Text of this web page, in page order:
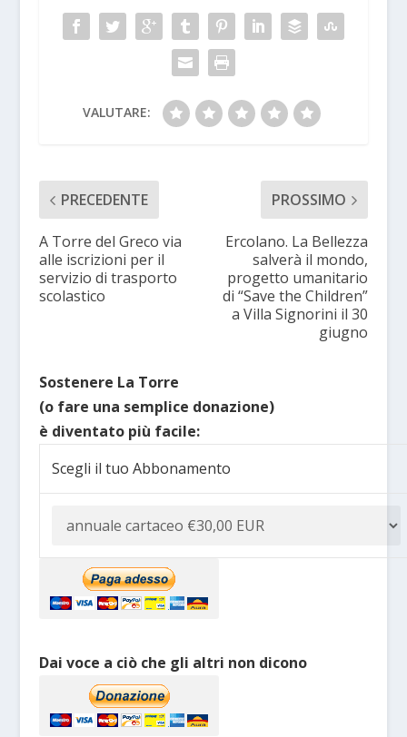
VALUTARE:
PRECEDENTE
A Torre del Greco via
alle iscrizioni per il
servizio di trasporto
scolastico
PROSSIMO
Ercolano. La Bellezza
salverà il mondo,
progetto umanitario
di “Save the Children”
a Villa Signorini il 30
giugno
Sostenere La Torre
(o fare una semplice donazione)
è diventato più facile:
Scegli il tuo Abbonamento
Dai voce a ciò che gli altri non dicono